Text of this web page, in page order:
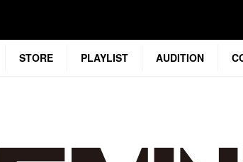
STORE PLAYLIST AUDITION